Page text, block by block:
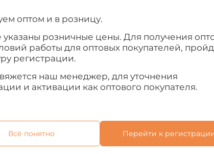
оптом и в розницу.
указаны розничные цены. Для получения
работы для оптовых покупателей,
регистрации.
наш менеджер, для уточнения
и активации как оптового покупателя.
Всё понятно Перейти к